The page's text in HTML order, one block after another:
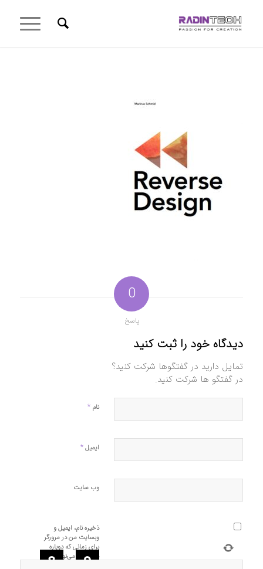
0
پاسخ
دیدگاه خود را ثبت کنید
تمایل دارید در گفتگوها شرکت کنید؟
در گفتگو ها شرکت کنید.
نام *
ایمیل*
وب‌ سایت
ذخیره نام، ایمیل و
وبسایت من در مرورگر
برای زمانی که دوباره
دیدگاهی می‌نویسم.
−
=